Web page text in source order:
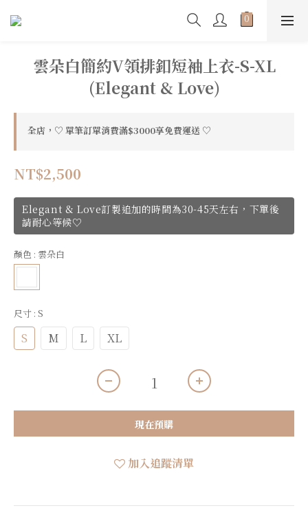
雲朵白簡約V領排釦短袖上衣-S-XL
(Elegant & Love)
全店，♡ 單筆訂單消費滿$3000享免費運送 ♡
NT$2,500
Elegant & Love訂製追加的時間為30-45天左右，下單後
請耐心等候♡
顏色 : 雲朵白
尺寸 : S
S M L XL
現在預購
加入追蹤清單